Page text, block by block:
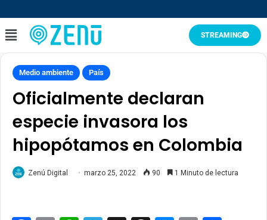
STREAMING
Medio ambiente País
Oficialmente declaran
especie invasora los
hipopótamos en Colombia
Zenú Digital marzo 25, 2022 90 1 Minuto de lectura